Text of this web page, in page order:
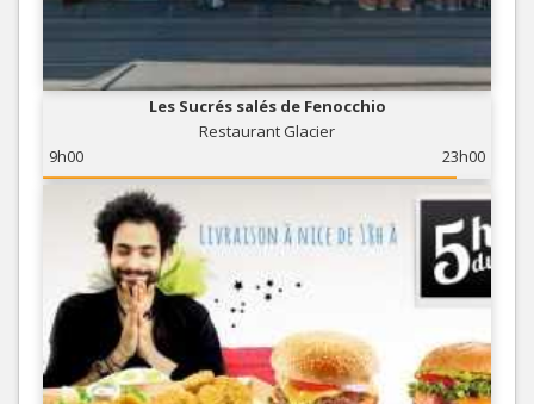
Les Sucrés salés de Fenocchio
Restaurant Glacier
9h00
23h00